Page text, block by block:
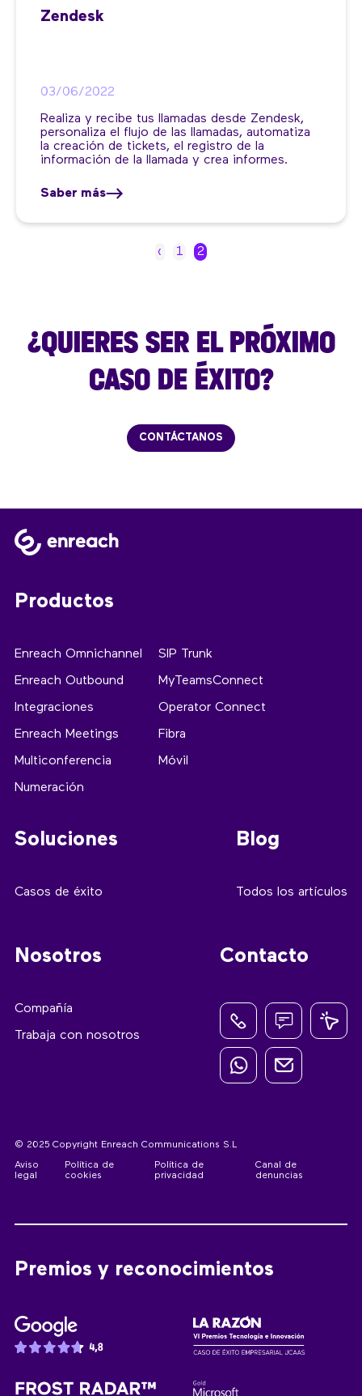
Zendesk
03/06/2022
Realiza y recibe tus llamadas desde Zendesk,
personaliza el flujo de las llamadas, automatiza
la creación de tickets, el registro de la
información de la llamada y crea informes.
Saber más
‹ 1 2
¿QUIERES SER EL PRÓXIMO
CASO DE ÉXITO?
CONTÁCTANOS
Productos
Enreach Omnichannel
Enreach Outbound
Integraciones
Enreach Meetings
Multiconferencia
Numeración
SIP Trunk
MyTeamsConnect
Operator Connect
Fibra
Móvil
Soluciones
Casos de éxito
Blog
Todos los artículos
Nosotros
Compañía
Trabaja con nosotros
Contacto
© 2025 Copyright Enreach Communications S.L
Aviso
legal
Política de
cookies
Política de
privacidad
Canal de
denuncias
Premios y reconocimientos